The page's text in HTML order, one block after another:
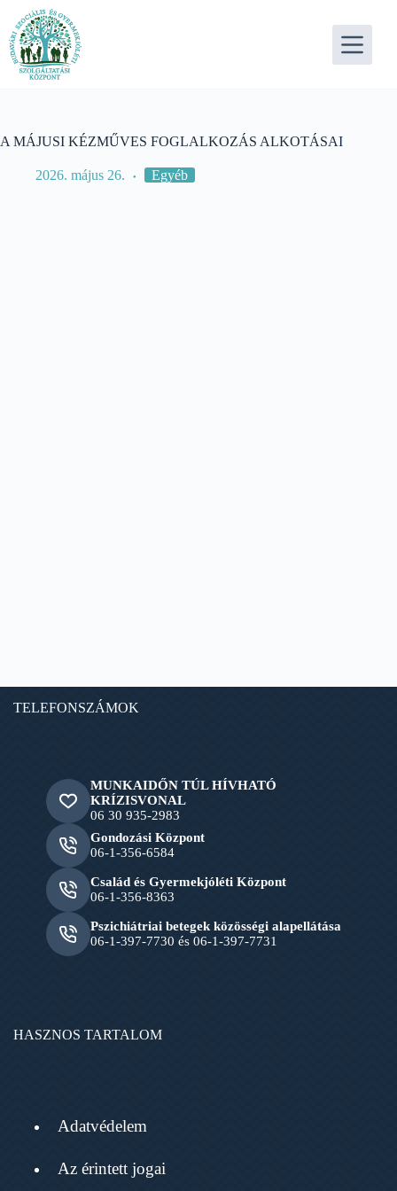
content
A MÁJUSI KÉZMŰVES FOGLALKOZÁS ALKOTÁSAI
2026. május 26. Egyéb
TELEFONSZÁMOK
MUNKAIDŐN TÚL HÍVHATÓ
KRÍZISVONAL
06 30 935-2983
Gondozási Központ
06-1-356-6584
Család és Gyermekjóléti Központ
06-1-356-8363
Pszichiátriai betegek közösségi alapellátása
06-1-397-7730 és 06-1-397-7731
HASZNOS TARTALOM
Adatvédelem
Az érintett jogai